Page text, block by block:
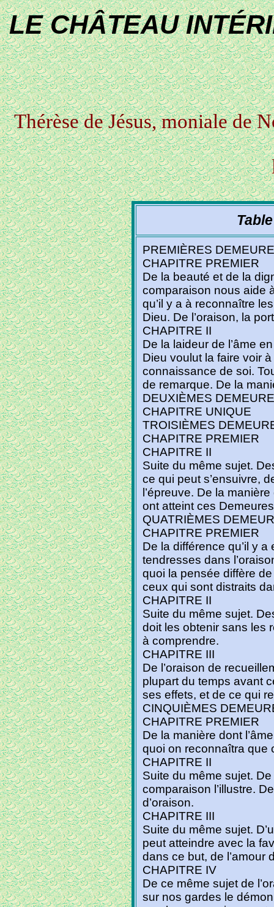
LE CHÂTEAU
Thérèse de Jésus, moniale de
PREMIÈRES
CHAPITRE PREMIER
De la beauté et de la
comparaison nous aide
qu’il y a à reconnaître
Dieu. De l’oraison, la
CHAPITRE II
De la laideur de l’âme
Dieu voulut la faire voir
connaissance de soi.
de remarque. De la
DEUXIÈMES
CHAPITRE UNIQUE
TROISIÈMES
CHAPITRE PREMIER
CHAPITRE II
Suite du même sujet.
ce qui peut s’ensuivre,
l’épreuve. De la
ont atteint ces
QUATRIÈMES
CHAPITRE PREMIER
De la différence qu’il y
tendresses dans
quoi la pensée diffère
ceux qui sont distraits
CHAPITRE II
Suite du même sujet.
doit les obtenir sans les
à comprendre.
CHAPITRE III
De l’oraison de
plupart du temps avant
ses effets, et de ce qui
CINQUIÈMES
CHAPITRE PREMIER
De la manière dont
quoi on reconnaîtra que
CHAPITRE II
Suite du même sujet. De
comparaison l’illustre.
d’oraison.
CHAPITRE III
Suite du même sujet.
peut atteindre avec la
dans ce but, de l’amour
CHAPITRE IV
De ce même sujet de
sur nos gardes le